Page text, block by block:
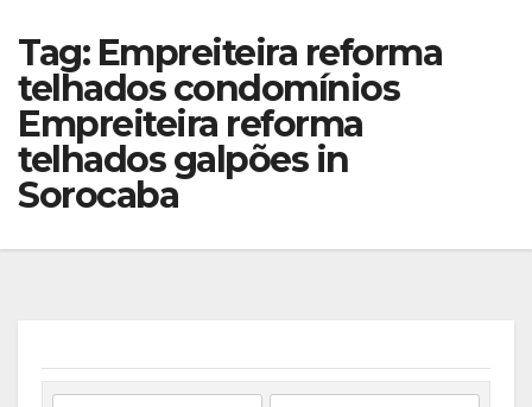
Tag: Empreiteira reforma
telhados condomínios
Empreiteira reforma
telhados galpões in
Sorocaba